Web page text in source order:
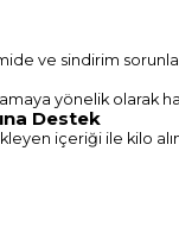
ve sindirim
yönelik olarak
Destek
içeriği ile kilo